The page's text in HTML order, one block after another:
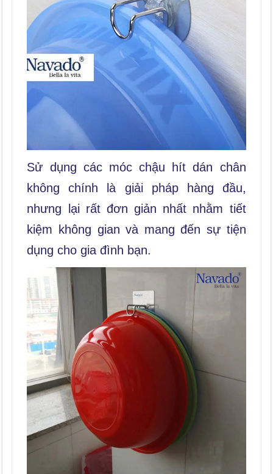
Sử dụng các móc chậu hít dán chân
không chính là giải pháp hàng đầu,
nhưng lại rất đơn giản nhất nhằm tiết
kiệm không gian và mang đến sự tiện
dụng cho gia đình bạn.